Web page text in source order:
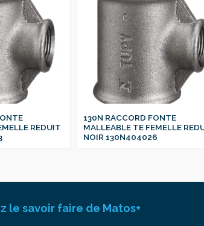
REDUIT
130N RACCORD FONTE
MALLEABLE TE FEMELLE
NOIR 130N404026
le savoir faire de Matos+